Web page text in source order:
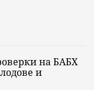
на БАБХ
и